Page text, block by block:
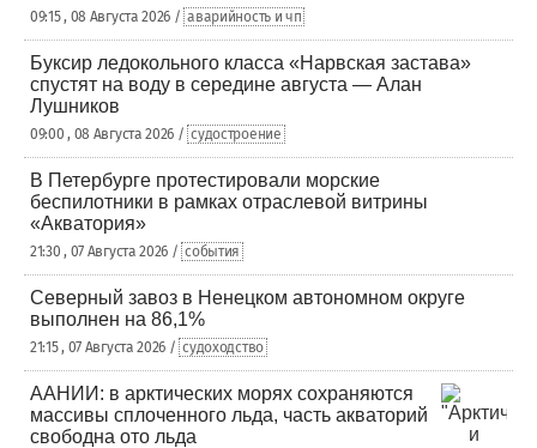
09:15 , 08 Августа 2026 / аварийность и чп
Буксир ледокольного класса «Нарвская застава»
спустят на воду в середине августа — Алан
Лушников
09:00 , 08 Августа 2026 / судостроение
В Петербурге протестировали морские
беспилотники в рамках отраслевой витрины
«Акватория»
21:30 , 07 Августа 2026 / события
Северный завоз в Ненецком автономном округе
выполнен на 86,1%
21:15 , 07 Августа 2026 / судоходство
ААНИИ: в арктических морях сохраняются
массивы сплоченного льда, часть акваторий
свободна ото льда